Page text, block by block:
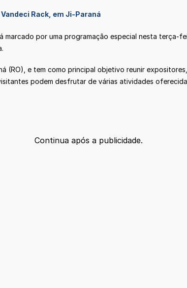
Rack, em Ji-Paraná
marcado por uma programação especial nesta
(RO), e tem como principal objetivo reunir
podem desfrutar de várias atividades
Continua após a publicidade.